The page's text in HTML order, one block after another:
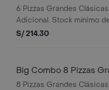
6 Pizzas Grandes
Adicional. Stock mínimo
unidades. No acumulable
PERUANA DE
S/ 214.30
Big Combo 8 Pizzas
8 Pizzas Grandes